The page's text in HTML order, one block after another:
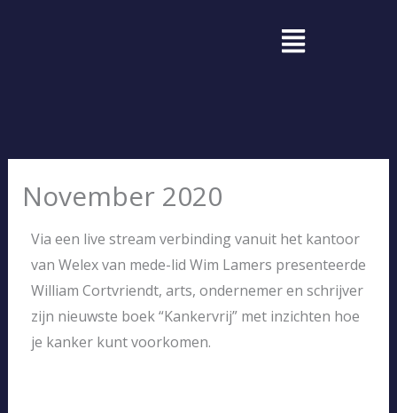
Menu
November 2020
Via een live stream verbinding vanuit het kantoor
van Welex van mede-lid Wim Lamers presenteerde
William Cortvriendt, arts, ondernemer en schrijver
zijn nieuwste boek “Kankervrij” met inzichten hoe
je kanker kunt voorkomen.